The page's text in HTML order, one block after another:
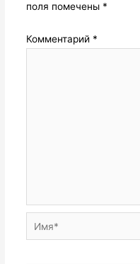
поля помечены *
Комментарий *